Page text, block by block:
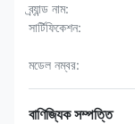
ব্র্যান্ড নাম:
সার্টিফিকেশন:
মডেল নম্বর:
বাণিজ্যিক সম্পত্তি